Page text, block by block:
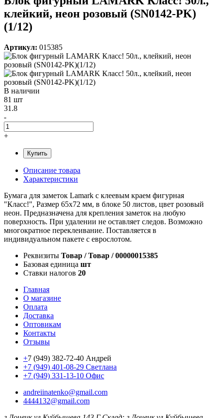
клейкий, неон розовый (SN0142-PK)
(1/12)
Артикул: 015385
В наличии
81 шт
31.8
-
+
Купить
Описание товара
Характеристики
Бумага для заметок Lamark с клеевым краем фигурная
"Класс!", Размер 65х72 мм, в блоке 50 листов, цвет розовый
неон. Предназначена для крепления заметок на любую
поверхность. При удалении не оставляет следов. Возможно
многократное переклеивание. Поставляется в
индивидуальном пакете с еврослотом.
Реквизиты Товар / Товар / 00000015385
Базовая единица шт
Ставки налогов 20
Главная
О магазине
Оплата
Доставка
Оптовикам
Контакты
Отзывы
+7 (949) 382-72-40 Андрей
+7 (949) 401-08-29 Светлана
+7 (949) 331-13-10 Офис
andreiinatenko@gmail.com
4444132@gmail.com